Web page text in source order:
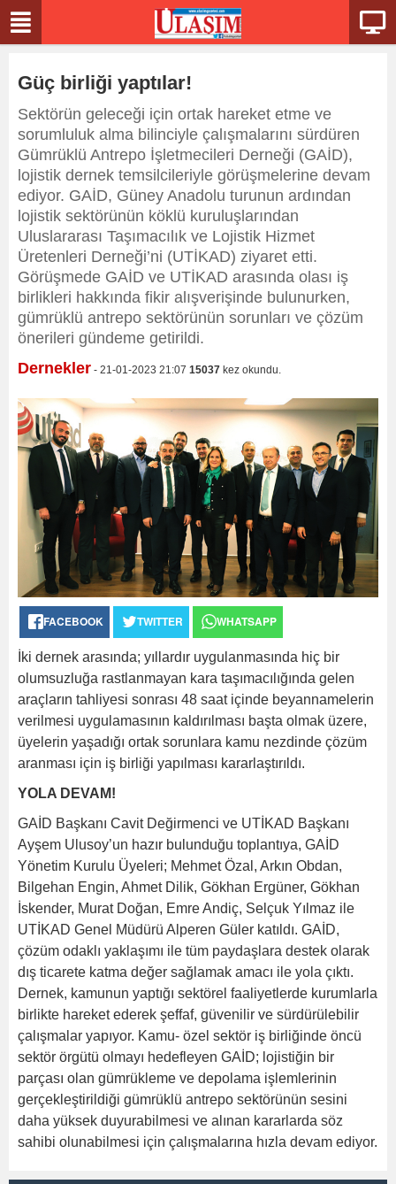
Güç birliği yaptılar!
Sektörün geleceği için ortak hareket etme ve
sorumluluk alma bilinciyle çalışmalarını sürdüren
Gümrüklü Antrepo İşletmecileri Derneği (GAİD),
lojistik dernek temsilcileriyle görüşmelerine devam
ediyor. GAİD, Güney Anadolu turunun ardından
lojistik sektörünün köklü kuruluşlarından
Uluslararası Taşımacılık ve Lojistik Hizmet
Üretenleri Derneği’ni (UTİKAD) ziyaret etti.
Görüşmede GAİD ve UTİKAD arasında olası iş
birlikleri hakkında fikir alışverişinde bulunurken,
gümrüklü antrepo sektörünün sorunları ve çözüm
önerileri gündeme getirildi.
Dernekler - 21-01-2023 21:07 15037 kez okundu.
FACEBOOK TWITTER WHATSAPP
İki dernek arasında; yıllardır uygulanmasında hiç bir
olumsuzluğa rastlanmayan kara taşımacılığında gelen
araçların tahliyesi sonrası 48 saat içinde beyannamelerin
verilmesi uygulamasının kaldırılması başta olmak üzere,
üyelerin yaşadığı ortak sorunlara kamu nezdinde çözüm
aranması için iş birliği yapılması kararlaştırıldı.
YOLA DEVAM!
GAİD Başkanı Cavit Değirmenci ve UTİKAD Başkanı
Ayşem Ulusoy’un hazır bulunduğu toplantıya, GAİD
Yönetim Kurulu Üyeleri; Mehmet Özal, Arkın Obdan,
Bilgehan Engin, Ahmet Dilik, Gökhan Ergüner, Gökhan
İskender, Murat Doğan, Emre Andiç, Selçuk Yılmaz ile
UTİKAD Genel Müdürü Alperen Güler katıldı. GAİD,
çözüm odaklı yaklaşımı ile tüm paydaşlara destek olarak
dış ticarete katma değer sağlamak amacı ile yola çıktı.
Dernek, kamunun yaptığı sektörel faaliyetlerde kurumlarla
birlikte hareket ederek şeffaf, güvenilir ve sürdürülebilir
çalışmalar yapıyor. Kamu- özel sektör iş birliğinde öncü
sektör örgütü olmayı hedefleyen GAİD; lojistiğin bir
parçası olan gümrükleme ve depolama işlemlerinin
gerçekleştirildiği gümrüklü antrepo sektörünün sesini
daha yüksek duyurabilmesi ve alınan kararlarda söz
sahibi olunabilmesi için çalışmalarına hızla devam ediyor.